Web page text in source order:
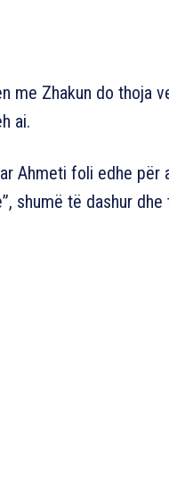
me Zhakun do thoja
ai.
Ahmeti foli edhe
shumë të dashur